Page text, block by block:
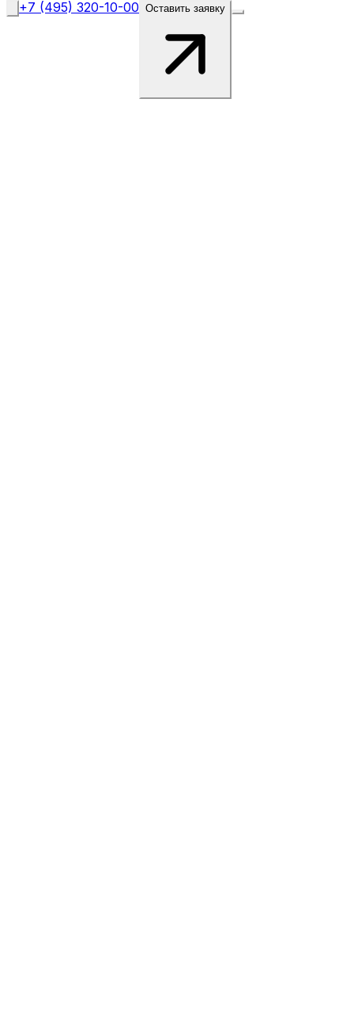
+7 (495) 320-10-00 Оставить заявку